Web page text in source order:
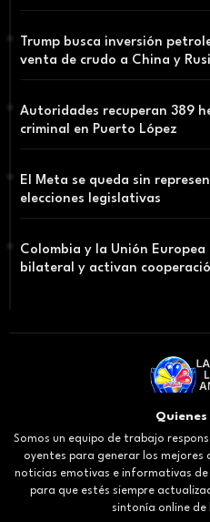
Trump busca inversión
venta de crudo a China y
Autoridades recuperan 389
criminal en Puerto López
El Meta se queda sin
elecciones legislativas
Colombia y la Unión
bilateral y activan
Quienes
Somos un equipo de trabajo
oyentes para generar los mejores
noticias emotivas e informativas de
para que estés siempre
sintonía online